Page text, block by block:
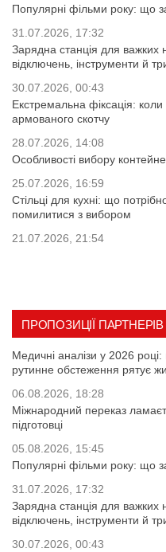
Популярні фільми року: що
31.07.2026, 17:32
Зарядна станція для важких
відключень, інструменти й
30.07.2026, 00:43
Екстремальна фіксація:
армованого скотчу
28.07.2026, 14:08
Особливості вибору
25.07.2026, 16:59
Стільці для кухні: що
помилитися з вибором
21.07.2026, 21:54
ПРОПОЗИЦІЇ ПАРТНЕРІВ
Медичні аналізи у 2026
рутинне обстеження рятує
06.08.2026, 18:28
Міжнародний переказ
підготовці
05.08.2026, 15:45
Популярні фільми року: що
31.07.2026, 17:32
Зарядна станція для важких
відключень, інструменти й
30.07.2026, 00:43